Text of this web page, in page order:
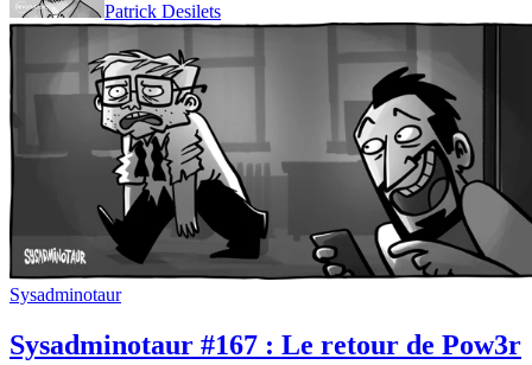
Patrick Desilets
Sysadminotaur
Sysadminotaur #167 : Le retour de Pow3r